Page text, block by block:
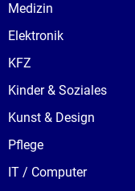
Medizin
Elektronik
KFZ
Kinder & Soziales
Kunst & Design
Pflege
IT / Computer